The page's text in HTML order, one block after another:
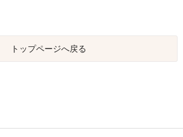
トップページへ戻る